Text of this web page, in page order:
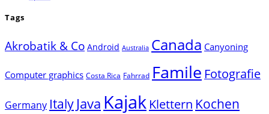
Tags
Akrobatik & Co Android Australia Canada Canyoning
Computer graphics Costa Rica Fahrrad Famile Fotografie
Germany Italy Java Kajak Klettern Kochen